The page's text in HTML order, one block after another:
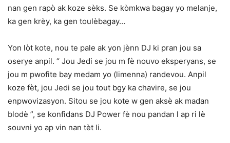
nan gen rapò ak koze sèks. Se kòmkwa bagay yo melanje,
ka gen krèy, ka gen toulèbagay…
Yon lòt kote, nou te pale ak yon jènn DJ ki pran jou sa
oserye anpil. “ Jou Jedi se jou m fè nouvo eksperyans, se
jou m pwofite bay medam yo (limenna) randevou. Anpil
koze fèt, jou Jedi se jou tout bgy ka chavire, se jou
enpwovizasyon. Sitou se jou kote w gen aksè ak madan
blodè ”, se konfidans DJ Power fè nou pandan l ap ri lè
souvni yo ap vin nan tèt li.